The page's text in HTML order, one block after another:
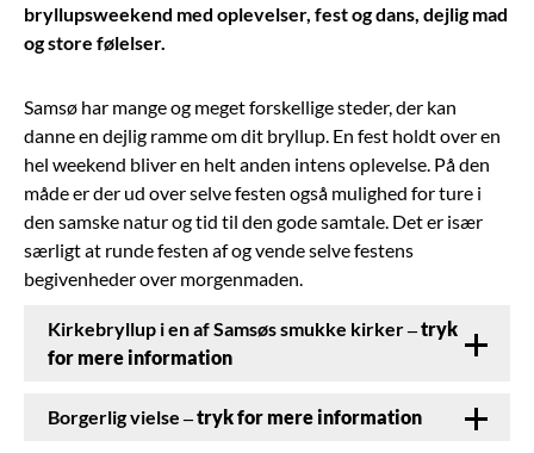
bryllupsweekend med oplevelser, fest og dans, dejlig mad
og store følelser.
Samsø har mange og meget forskellige steder, der kan
danne en dejlig ramme om dit bryllup. En fest holdt over en
hel weekend bliver en helt anden intens oplevelse. På den
måde er der ud over selve festen også mulighed for ture i
den samske natur og tid til den gode samtale. Det er især
særligt at runde festen af og vende selve festens
begivenheder over morgenmaden.
Kirkebryllup i en af Samsøs smukke kirker– tryk
for mere information
Borgerlig vielse– tryk for mere information